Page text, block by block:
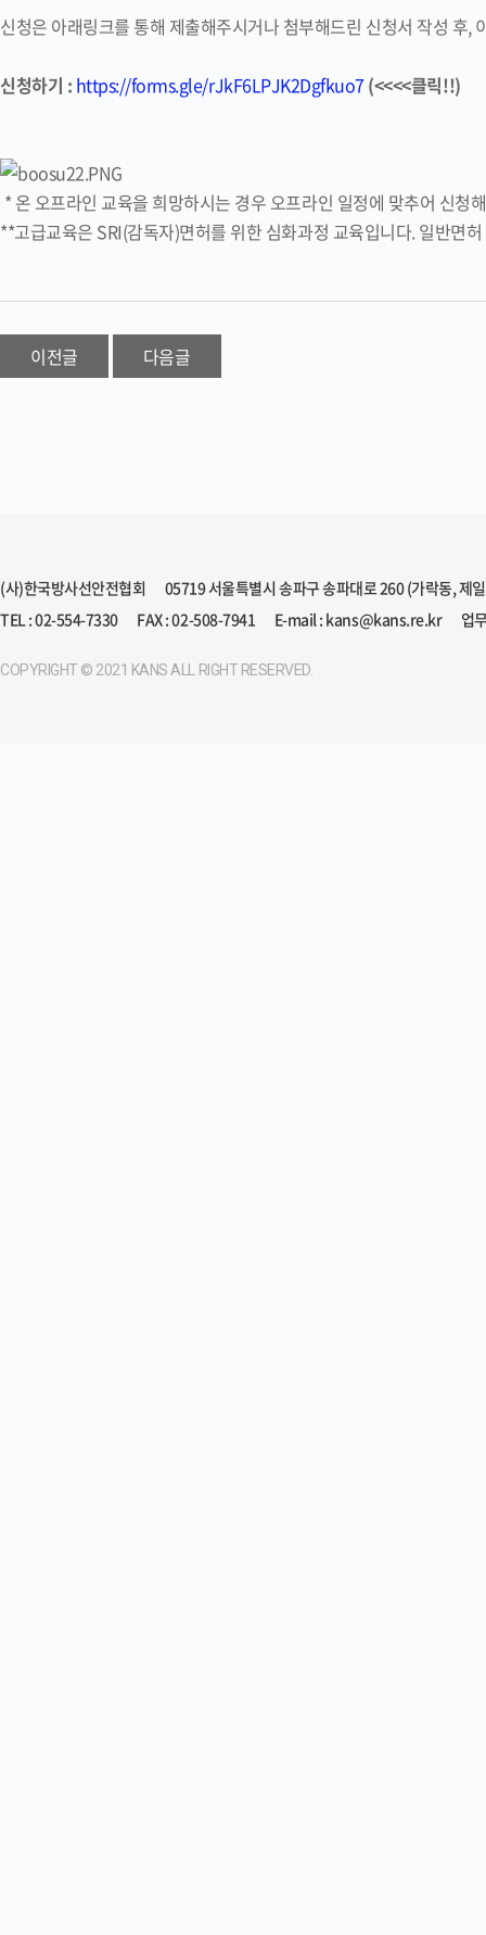
신청은 아래링크를 통해 제출해주시거나 첨부해드린 신청서 작성 후
신청하기 : https://forms.gle/rJkF6LPJK2Dgfkuo7(<<<<클릭!!)
* 온 오프라인 교육을 희망하시는 경우 오프라인 일정에 맞추어 신청
**고급교육은 SRI(감독자)면허를 위한 심화과정 교육입니다. 일반면
이전글 다음글
(사)한국방사선안전협회
05719 서울특별시 송파구 송파대로 260 (가락동, 제
TEL : 02-554-7330
FAX : 02-508-7941 E-mail : kans@kans.re.kr 업
COPYRIGHT © 2021 KANS ALL RIGHT RESERVED.